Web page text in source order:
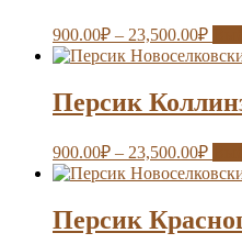
900.00₽ – 23,500.00₽
Персик
900.00₽ – 23,500.00₽
Персик